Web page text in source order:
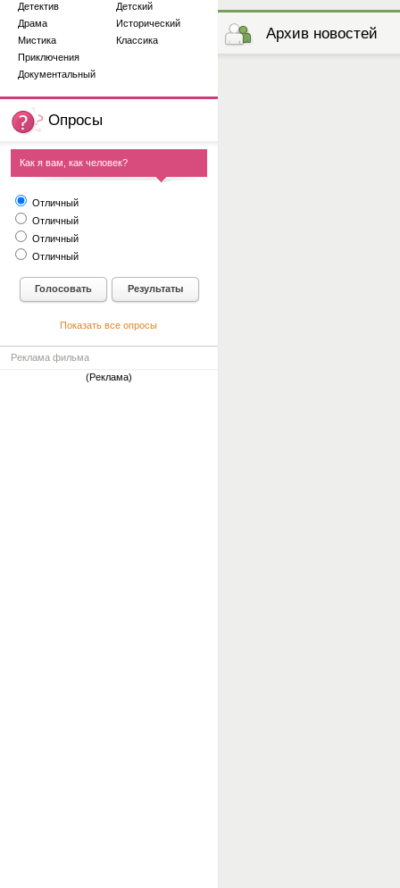
Детектив
Драма
Мистика
Приключения
Документальный
Детский
Исторический
Классика
Опросы
Как я вам, как человек?
Отличный
Отличный
Отличный
Отличный
Показать все опросы
Реклама фильма
(Реклама)
выступлений
Архив новостей